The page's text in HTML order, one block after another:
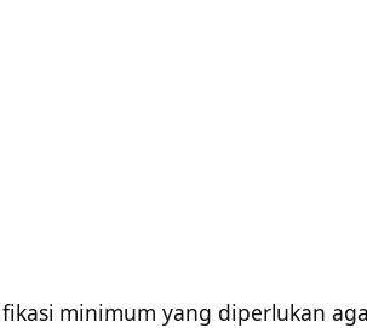
minimum yang diperlukan